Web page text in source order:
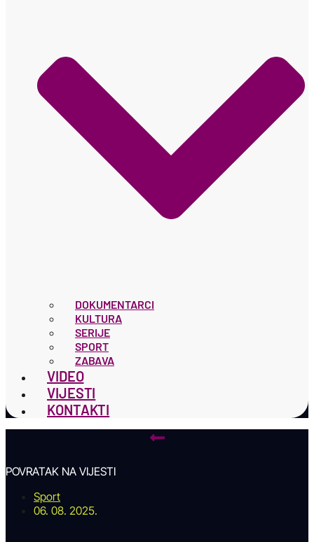
DOKUMENTARCI
KULTURA
SERIJE
SPORT
ZABAVA
VIDEO
VIJESTI
KONTAKTI
POVRATAK NA VIJESTI
Sport
06. 08. 2025.